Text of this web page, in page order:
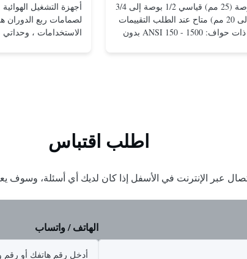
مقاس 1 بوصة (25 مم) قياسي 1/2 بوصة إلى 3/4
بوصة (15 إلى 20 مم) متاح عند الطلب التقييمات
والاتصالات ذات حواف: ANSI 150 - 1500 بدون
لصمامات ربع الدوران
الاستخدامات ،
اطلب اقتباس
عبر الإنترنت في الأسفل إذا كان لديك أي أسئلة،
الهاتف / واتساب